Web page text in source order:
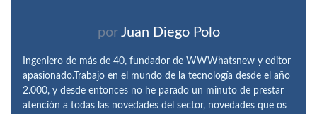
por Juan Diego Polo
Ingeniero de más de 40, fundador de WWWhatsnew y editor
apasionado.Trabajo en el mundo de la tecnología desde el año
2.000, y desde entonces no he parado un minuto de prestar
atención a todas las novedades del sector, novedades que os